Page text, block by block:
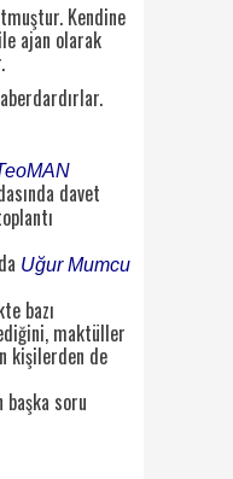
Kendine
ajan olarak
davet
Uğur Mumcu
bazı
maktüller
kişilerden de
başka soru